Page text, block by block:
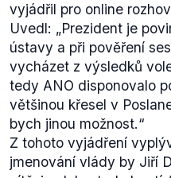
vyjádřil pro online
Uvedl: „Prezident je
ústavy a při pověření
vycházet z výsledků
tedy ANO disponovalo
většinou křesel v
bych jinou možnost.“
Z tohoto vyjádření
jmenování vlády by Jiří